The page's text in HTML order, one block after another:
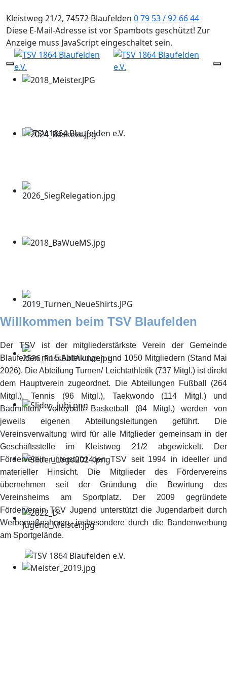
Kleistweg 21/2, 74572 Blaufelden 0 79 53 / 92 66 44
Diese E-Mail-Adresse ist vor Spambots geschützt! Zur
Anzeige muss JavaScript eingeschaltet sein.
Mobile Menu Toggle
Willkommen beim TSV Blaufelden
Der TSV ist der mitgliederstärkste Verein der Gemeinde
Blaufelden mit 5 Abteilungen und 1050 Mitgliedern (Stand Mai
2026). Die Abteilung Turnen/ Leichtathletik (737 Mitgl.) ist direkt
dem Hauptverein zugeordnet. Die Abteilungen Fußball (264
Mitgl.), Tennis (96 Mitgl.), Taekwondo (114 Mitgl.) und
Badminton/ Volleyball/ Basketball (84 Mitgl.) werden von
jeweils eigenen Abteilungsleitungen geführt. Die
Vereinsverwaltung wird für alle Mitglieder gemeinsam in der
Geschäftsstelle im Kleistweg 21/2 abgewickelt. Der
Förderverein unterstützt den TSV seit 1994 in ideeller und
materieller Hinsicht. Die Mitglieder des Fördervereins
übernehmen seit der Gründung die Bewirtung des
Vereinsheims am Sportplatz. Der 2009 gegründete
Förderverein TSV Jugend unterstützt die Jugendarbeit durch
Werbemaßnahmen, insbesondere durch die Bandenwerbung
am Sportgelände.